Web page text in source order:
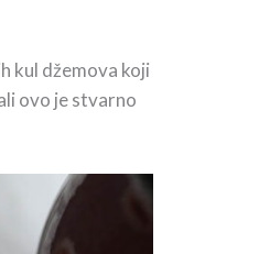
kul džemova koji
ovo je stvarno